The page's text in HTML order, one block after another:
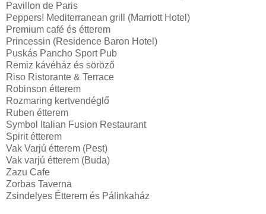
Pavillon de Paris
Peppers! Mediterranean grill (Marriott Hotel)
Premium café és étterem
Princessin (Residence Baron Hotel)
Puskás Pancho Sport Pub
Remiz kávéház és söröző
Riso Ristorante & Terrace
Robinson étterem
Rozmaring kertvendéglő
Ruben étterem
Symbol Italian Fusion Restaurant
Spirit étterem
Vak Varjú étterem (Pest)
Vak varjú étterem (Buda)
Zazu Cafe
Zorbas Taverna
Zsindelyes Étterem és Pálinkaház